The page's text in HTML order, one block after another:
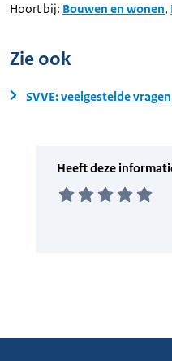
Hoort bij: Bouwen en wonen,
Zie ook
SVVE: veelgestelde vragen